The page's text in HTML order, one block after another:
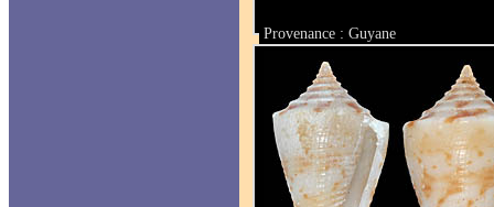
Provenance : Guyane
Taille : 31 mm